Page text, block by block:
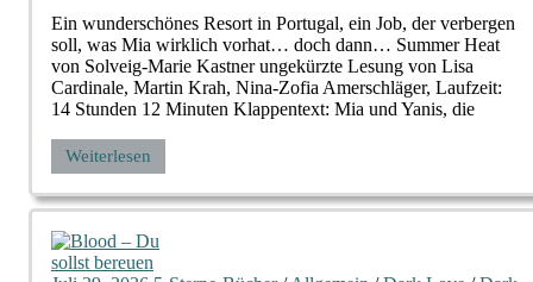
Ein wunderschönes Resort in Portugal, ein Job, der verbergen
soll, was Mia wirklich vorhat… doch dann… Summer Heat
von Solveig-Marie Kastner ungekürzte Lesung von Lisa
Cardinale, Martin Krah, Nina-Zofia Amerschläger, Laufzeit:
14 Stunden 12 Minuten Klappentext: Mia und Yanis, die
Weiterlesen